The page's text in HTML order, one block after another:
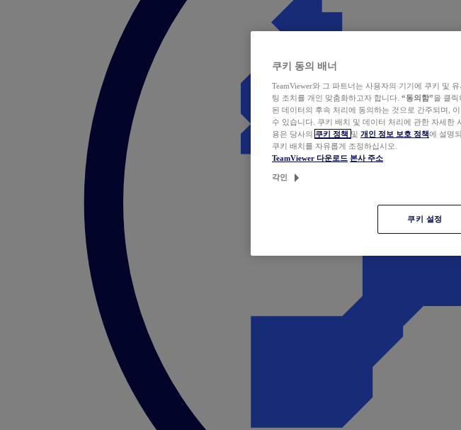
쿠키 동의 배너
TeamViewer와 그 파트너는 사용자의 기기에 쿠키 및
팅 조치를 개인 맞춤화하고자 합니다. “동의함”을 클
된 데이터의 후속 처리에 동의하는 것으로 간주되며,
수 있습니다. 쿠키 배치 및 데이터 처리에 관한 자세한
용은 당사의 쿠키 정책 및 개인 정보 보호 정책에 설명
쿠키 배치를 자유롭게 조정하십시오.
TeamViewer 다운로드 본사 주소
각인
쿠키 설정